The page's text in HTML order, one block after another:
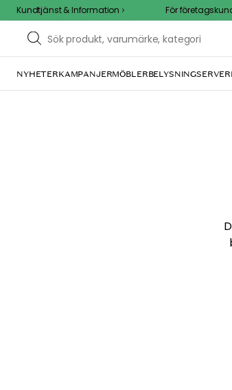
Kundtjänst & Information För
NYHETERKAMPANJERMÖBLERBELYSNING